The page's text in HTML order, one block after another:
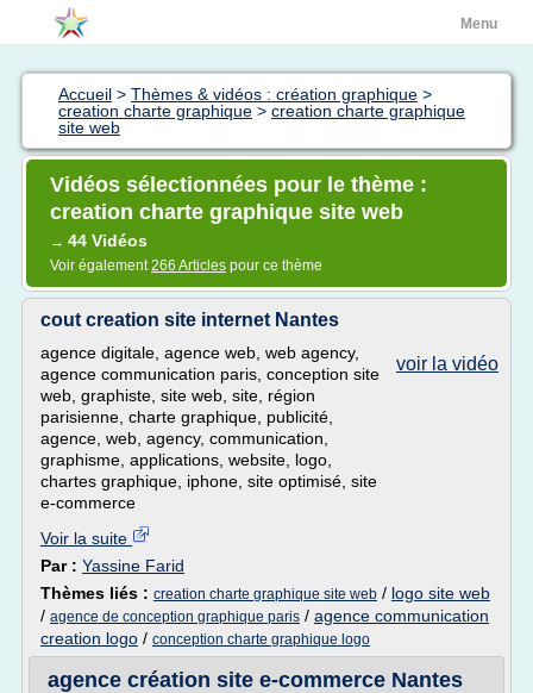
Menu
Accueil > Thèmes & vidéos : création graphique >
creation charte graphique > creation charte graphique
site web
Vidéos sélectionnées pour le thème :
creation charte graphique site web
→ 44 Vidéos
Voir également266 Articles pour ce thème
cout creation site internet Nantes
voir la vidéo
agence digitale, agence web, web agency,
agence communication paris, conception site
web, graphiste, site web, site, région
parisienne, charte graphique, publicité,
agence, web, agency, communication,
graphisme, applications, website, logo,
chartes graphique, iphone, site optimisé, site
e-commerce
Voir la suite
Par : Yassine Farid
Thèmes liés : creation charte graphique site web / logo site web
/ agence de conception graphique paris / agence communication
creation logo / conception charte graphique logo
agence création site e-commerce Nantes